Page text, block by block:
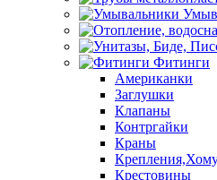
Фитинги
Американки
Заглушки
Клапаны
Контргайки
Краны
Крестовины